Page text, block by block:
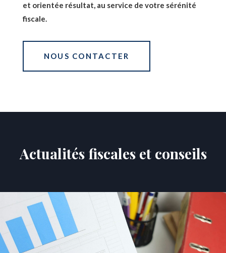
et orientée résultat, au service de votre sérénité
fiscale.
NOUS CONTACTER
Actualités fiscales et conseils